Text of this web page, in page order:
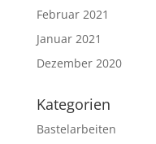
Februar 2021
Januar 2021
Dezember 2020
Kategorien
Bastelarbeiten